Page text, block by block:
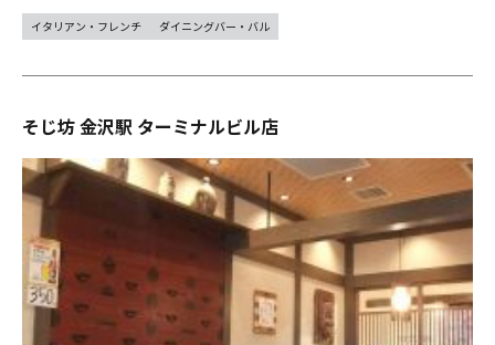
イタリアン・フレンチ ダイニングバー・バル
そじ坊 金沢駅 ターミナルビル店